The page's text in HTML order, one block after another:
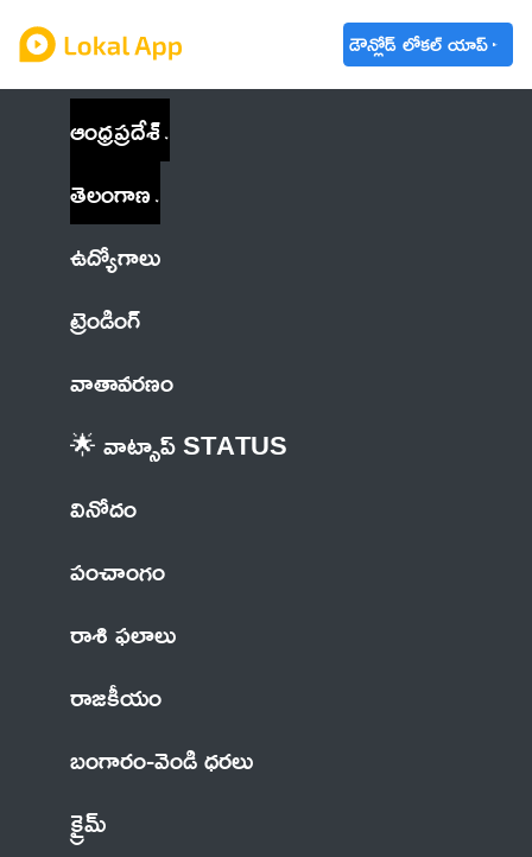
డౌన్లోడ్ లోకల్ యాప్
ఆంధ్రప్రదేశ్
తెలంగాణ
ఉద్యోగాలు
ట్రెండింగ్
వాతావరణం
🌟 వాట్సాప్ STATUS
వినోదం
పంచాంగం
రాశి ఫలాలు
రాజకీయం
బంగారం-వెండి ధరలు
క్రైమ్